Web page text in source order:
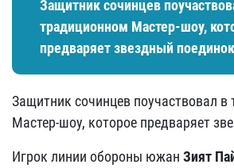
Защитник сочинцев
традиционном Мастер-шоу,
предваряет звездный
Защитник сочинцев поучаствовал
Мастер-шоу, которое предваряет
Игрок линии обороны южан Зият